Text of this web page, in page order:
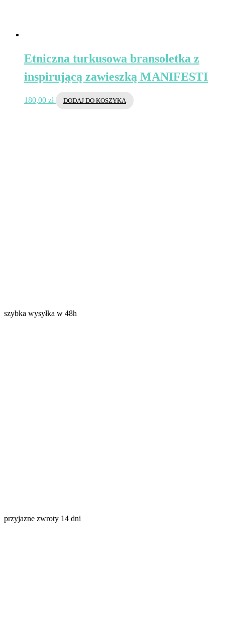
Etniczna turkusowa bransoletka z
inspirującą zawieszką MANIFESTI
180,00 zł DODAJ DO KOSZYKA
szybka wysyłka w 48h
przyjazne zwroty 14 dni